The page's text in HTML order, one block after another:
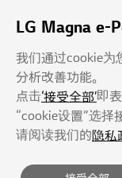
供应商 隐私政
LG Magna e-
我们通过cookie为
分析改善功能。
点击‘接受全部’即
“cookie设置”选择
请阅读我们的隐私